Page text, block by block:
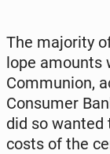
The ma­jor­i­ty
lope amounts
Com­mu­nion,
Con­sumer
did so
costs of the